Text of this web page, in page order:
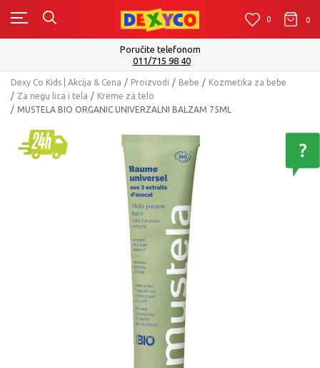
0 0 0
Poručite telefonom
011/715 98 40
Dexy Co Kids | Akcija & Cena Proizvodi Bebe
Kozmetika za bebe
Za negu lica i tela
Kreme za telo
MUSTELA BIO ORGANIC UNIVERZALNI BALZAM 75ML